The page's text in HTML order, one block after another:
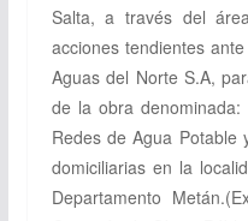
Salta, a través del
acciones tendientes
Aguas del Norte S.A,
de la obra denominada:
Redes de Agua Potable
domiciliarias en la
Departamento Metán.